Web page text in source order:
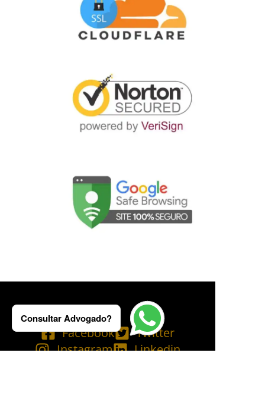
Facebook
Twitter
Instagram
Linkedin
Consultar Advogado?